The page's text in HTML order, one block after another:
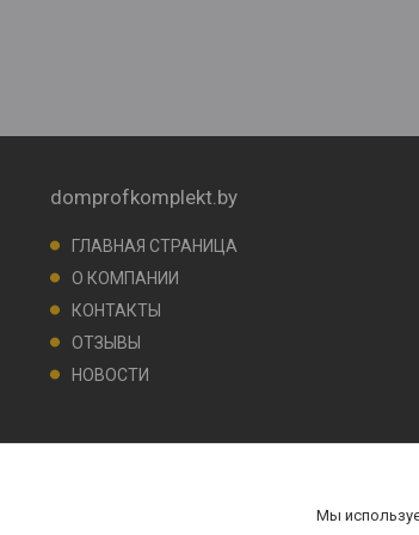
domprofkomplekt.by
ГЛАВНАЯ СТРАНИЦА
О КОМПАНИИ
КОНТАКТЫ
ОТЗЫВЫ
НОВОСТИ
Мы